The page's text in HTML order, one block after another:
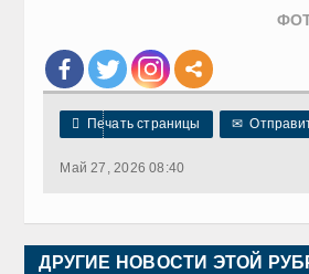
 Печать страницы ✉
Май 27, 2026 08:40
ДРУГИЕ НОВОСТИ ЭТОЙ